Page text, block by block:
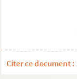
rat qui passe
à Christian de
(Platonov)
Citer ce document :